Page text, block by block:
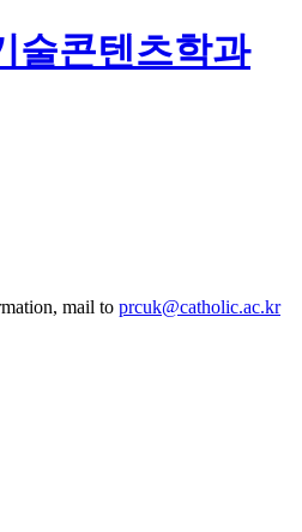
술콘텐츠학과
mail to prcuk@catholic.ac.kr